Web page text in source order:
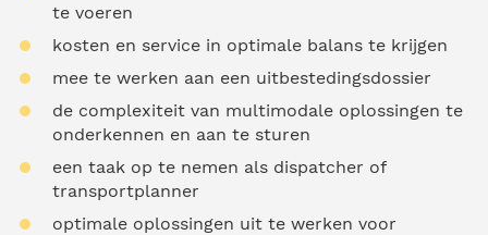
te voeren
kosten en service in optimale balans te krijgen
mee te werken aan een uitbestedingsdossier
de complexiteit van multimodale oplossingen te
onderkennen en aan te sturen
een taak op te nemen als dispatcher of
transportplanner
optimale oplossingen uit te werken voor